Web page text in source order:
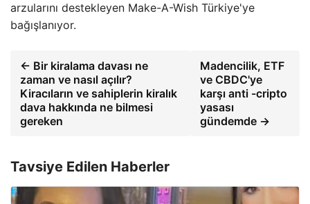
arzularını destekleyen Make-A-Wish Türkiye'ye
bağışlanıyor.
← Bir kiralama davası ne
zaman ve nasıl açılır?
Kiracıların ve sahiplerin kiralık
dava hakkında ne bilmesi
gereken
Madencilik, ETF
ve CBDC'ye
karşı anti -cripto
yasası
gündemde →
Tavsiye Edilen Haberler